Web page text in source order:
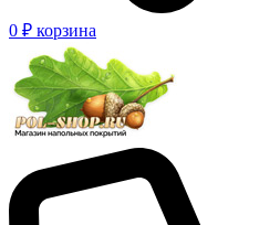
0 ₽ корзина